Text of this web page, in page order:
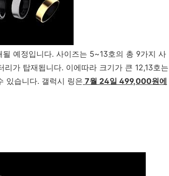
예정입니다. 사이즈는 5~13호의 총 9가지 사
가 탑재됩니다. 이에따라 크기가 큰 12,13호는
있습니다. 갤럭시 링은 7월 24일 499,000원에